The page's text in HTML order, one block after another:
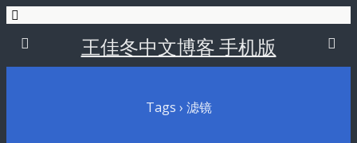
王佳冬中文博客 手机版
Tags › 滤镜